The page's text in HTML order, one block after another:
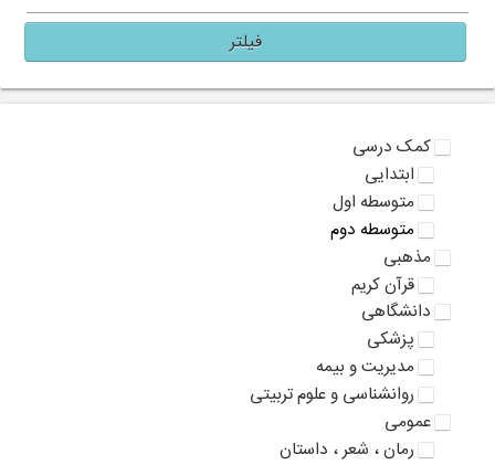
فیلتر
کمک درسی
ابتدایی
متوسطه اول
متوسطه دوم
مذهبی
قرآن کریم
دانشگاهی
پزشکی
مدیریت و بیمه
روانشناسی و علوم تربیتی
عمومی
رمان ، شعر ، داستان